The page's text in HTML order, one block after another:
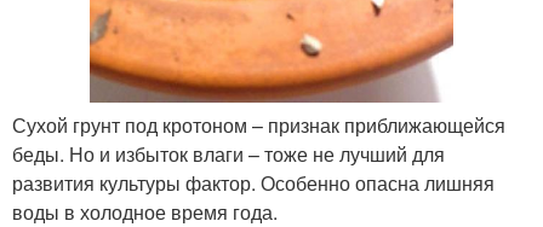
Сухой грунт под кротоном – признак приближающейся
беды. Но и избыток влаги – тоже не лучший для
развития культуры фактор. Особенно опасна лишняя
воды в холодное время года.